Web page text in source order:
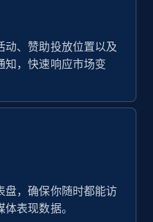
立即开始
rating, Product
max, Rating,
立即开始
动、赞助投放位置以及
知，快速响应市场变
盘，确保你随时都能访
表现数据。